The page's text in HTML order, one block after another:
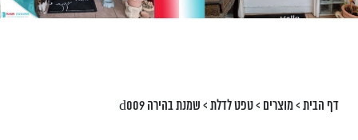
דף הבית>מוצרים >טפט לדלת> שמנת בהירה d009